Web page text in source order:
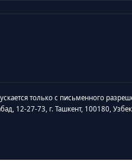
только с письменного
12-27-73, г. Ташкент, 100180,